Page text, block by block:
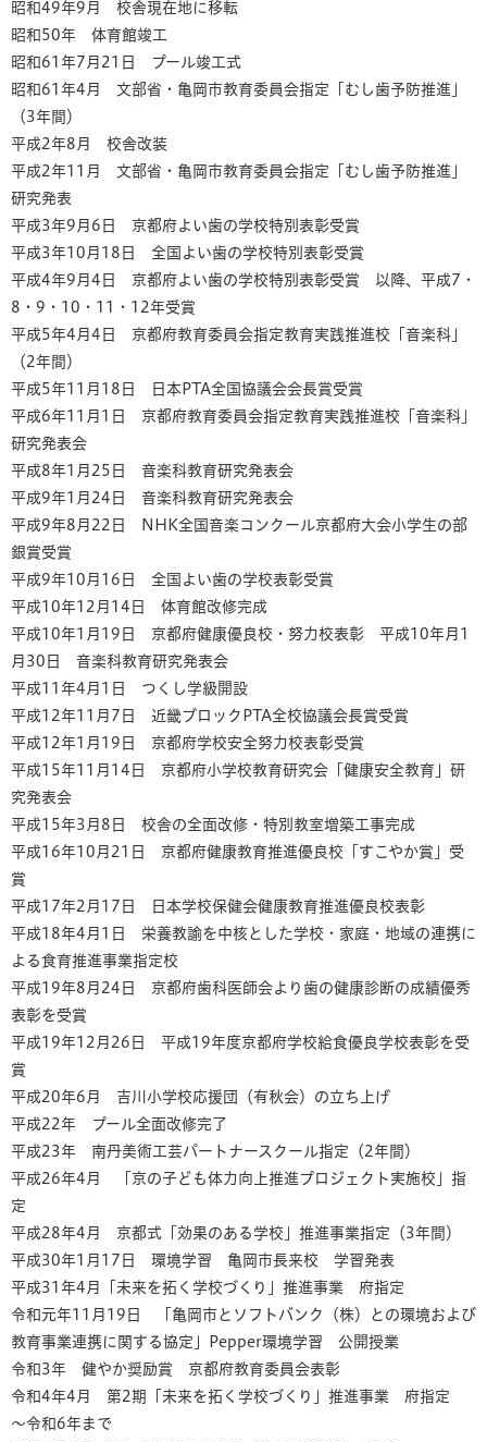
昭和49年9月 校舎現在地に移転
昭和50年 体育館竣工
昭和61年7月21日 プール竣工式
昭和61年4月 文部省・亀岡市教育委員会指定「むし歯予防推進」
（3年間）
平成2年8月 校舎改装
平成2年11月 文部省・亀岡市教育委員会指定「むし歯予防推進」
研究発表
平成3年9月6日 京都府よい歯の学校特別表彰受賞
平成3年10月18日 全国よい歯の学校特別表彰受賞
平成4年9月4日 京都府よい歯の学校特別表彰受賞 以降、平成7・
8・9・10・11・12年受賞
平成5年4月4日 京都府教育委員会指定教育実践推進校「音楽科」
（2年間）
平成5年11月18日 日本PTA全国協議会会長賞受賞
平成6年11月1日 京都府教育委員会指定教育実践推進校「音楽科」
研究発表会
平成8年1月25日 音楽科教育研究発表会
平成9年1月24日 音楽科教育研究発表会
平成9年8月22日 NHK全国音楽コンクール京都府大会小学生の部
銀賞受賞
平成9年10月16日 全国よい歯の学校表彰受賞
平成10年12月14日 体育館改修完成
平成10年1月19日 京都府健康優良校・努力校表彰 平成10年月1
月30日 音楽科教育研究発表会
平成11年4月1日 つくし学級開設
平成12年11月7日 近畿ブロックPTA全校協議会長賞受賞
平成12年1月19日 京都府学校安全努力校表彰受賞
平成15年11月14日 京都府小学校教育研究会「健康安全教育」研
究発表会
平成15年3月8日 校舎の全面改修・特別教室増築工事完成
平成16年10月21日 京都府健康教育推進優良校「すこやか賞」受
賞
平成17年2月17日 日本学校保健会健康教育推進優良校表彰
平成18年4月1日 栄養教諭を中核とした学校・家庭・地域の連携に
よる食育推進事業指定校
平成19年8月24日 京都府歯科医師会より歯の健康診断の成績優秀
表彰を受賞
平成19年12月26日 平成19年度京都府学校給食優良学校表彰を受
賞
平成20年6月 吉川小学校応援団（有秋会）の立ち上げ
平成22年 プール全面改修完了
平成23年 南丹美術工芸パートナースクール指定（2年間）
平成26年4月 「京の子ども体力向上推進プロジェクト実施校」指
定
平成28年4月 京都式「効果のある学校」推進事業指定（3年間）
平成30年1月17日 環境学習 亀岡市長来校 学習発表
平成31年4月「未来を拓く学校づくり」推進事業 府指定
令和元年11月19日 「亀岡市とソフトバンク（株）との環境および
教育事業連携に関する協定」Pepper環境学習 公開授業
令和3年 健やか奨励賞 京都府教育委員会表彰
令和4年4月 第2期「未来を拓く学校づくり」推進事業 府指定
～令和6年まで